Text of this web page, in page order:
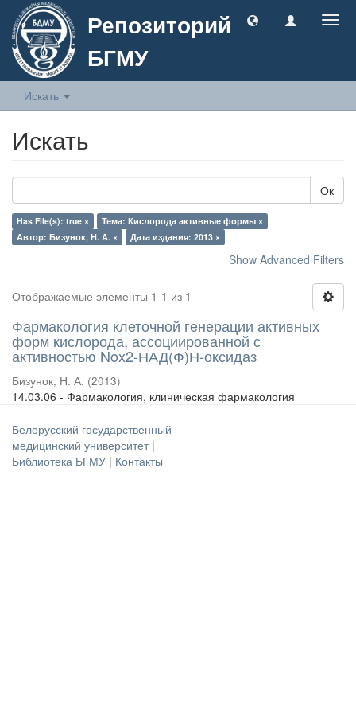
Репозиторий
БГМУ
Искать
Искать
Ок
Has File(s): true ×
Тема: Кислорода активные формы ×
Автор: Бизунок, Н. А. ×
Дата издания: 2013 ×
Show Advanced Filters
Отображаемые элементы 1-1 из 1
Фармакология клеточной генерации активных
форм кислорода, ассоциированной с
активностью Nox2-НАД(Ф)Н-оксидаз
Бизунок, Н. А. (2013)
14.03.06 - Фармакология, клиническая фармакология
Белорусский государственный
медицинский университет |
Библиотека БГМУ | Контакты